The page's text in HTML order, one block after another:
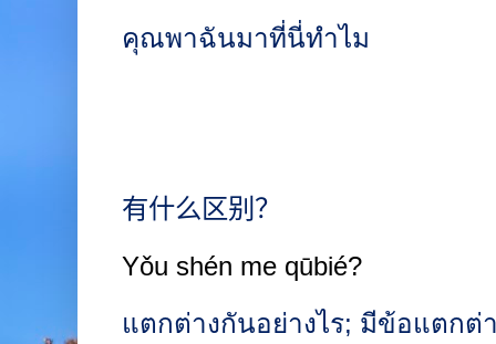
คุณพาฉันมาที่นี่ทำไม
有什么区别？
Yǒu shén me qūbié?
แตกต่างกันอย่างไร; มีข้อแตกต่